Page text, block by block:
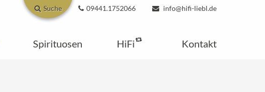
Suche 09441.1752066 info@hifi-liebl.de
Spirituosen HiFi Kontakt